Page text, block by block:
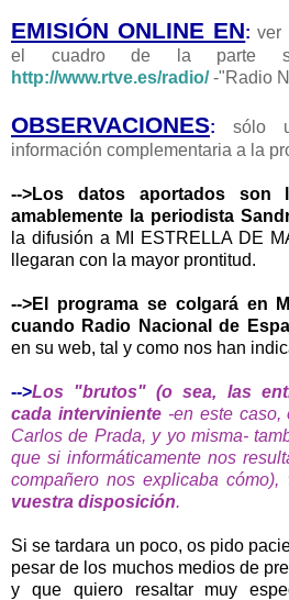
EMISIÓN ONLINE EN: ver
el cuadro de la parte
http://www.rtve.es/radio/-"Radio
OBSERVACIONES: sólo
información complementaria a la
-->Los datos aportados son
amablemente la periodista
la difusión a MI ESTRELLA DE
llegaran con la mayor prontitud.
-->El programa se colgará en
cuando Radio Nacional de
en su web, tal y como nos han
-->Los "brutos" (o sea, las
cada interviniente-en este caso,
Carlos de Prada, y yo misma-
que si informáticamente nos
compañero nos explicaba cómo),
vuestra disposición.
Si se tardara un poco, os pido
pesar de los muchos medios de
y que quiero resaltar muy